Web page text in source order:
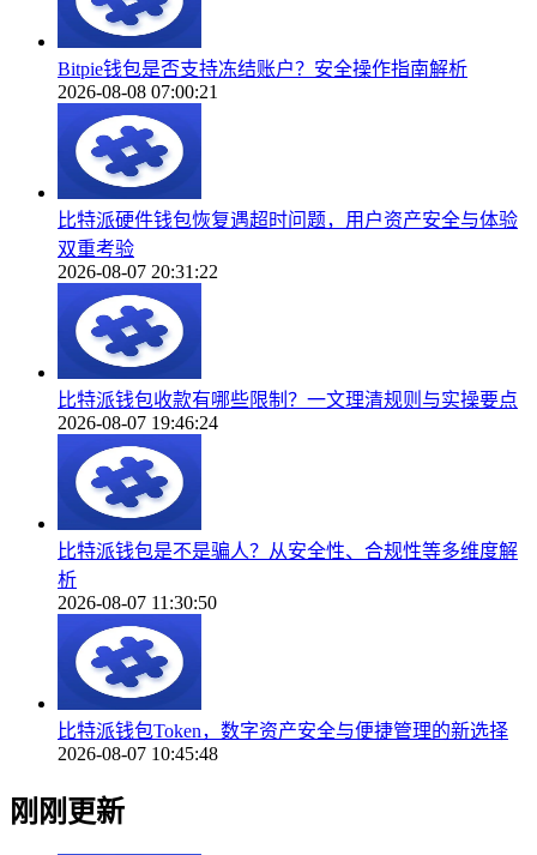
Bitpie钱包是否支持冻结账户？安全操作指南解析
2026-08-08 07:00:21
比特派硬件钱包恢复遇超时问题，用户资产安全与体验
双重考验
2026-08-07 20:31:22
比特派钱包收款有哪些限制？一文理清规则与实操要点
2026-08-07 19:46:24
比特派钱包是不是骗人？从安全性、合规性等多维度解
析
2026-08-07 11:30:50
比特派钱包Token，数字资产安全与便捷管理的新选择
2026-08-07 10:45:48
刚刚更新